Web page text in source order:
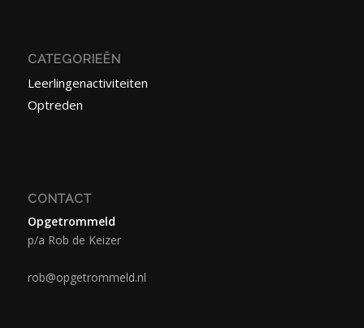
CATEGORIEËN
Leerlingenactiviteiten
Optreden
CONTACT
Opgetrommeld
p/a Rob de Keizer
rob@opgetrommeld.nl